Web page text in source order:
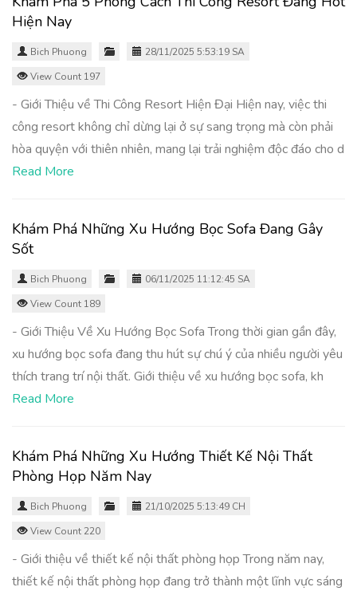
Hiện Nay
Bich Phuong
28/11/2025 5:53:19 SA
View Count 197
- Giới Thiệu về Thi Công Resort Hiện Đại Hiện nay, việc thi
công resort không chỉ dừng lại ở sự sang trọng mà còn phải
hòa quyện với thiên nhiên, mang lại trải nghiệm độc đáo cho d
Read More
Khám Phá Những Xu Hướng Bọc Sofa Đang Gây
Sốt
Bich Phuong
06/11/2025 11:12:45 SA
View Count 189
- Giới Thiệu Về Xu Hướng Bọc Sofa Trong thời gian gần đây,
xu hướng bọc sofa đang thu hút sự chú ý của nhiều người yêu
thích trang trí nội thất. Giới thiệu về xu hướng bọc sofa, kh
Read More
Khám Phá Những Xu Hướng Thiết Kế Nội Thất
Phòng Họp Năm Nay
Bich Phuong
21/10/2025 5:13:49 CH
View Count 220
- Giới thiệu về thiết kế nội thất phòng họp Trong năm nay,
thiết kế nội thất phòng họp đang trở thành một lĩnh vực sáng